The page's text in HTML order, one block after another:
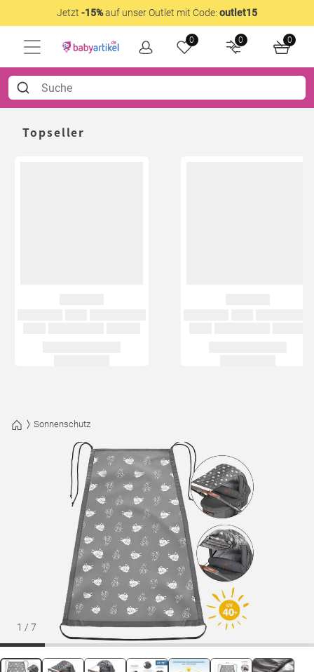
Jetzt -15%auf unser Outlet mit Code: outlet15
0 0 0
Topseller
Sonnenschutz
1 / 7